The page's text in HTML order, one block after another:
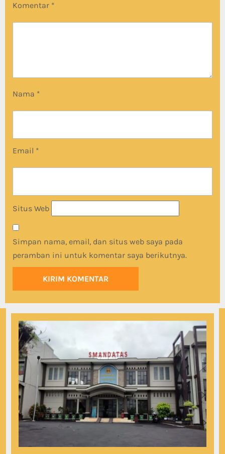
Komentar *
Nama *
Email *
Situs Web
Simpan nama, email, dan situs web saya pada
peramban ini untuk komentar saya berikutnya.